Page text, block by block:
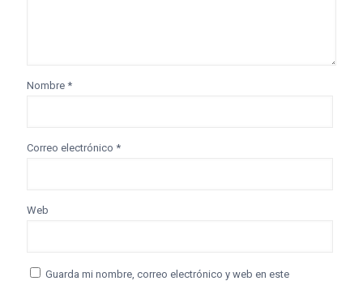
Nombre *
Correo electrónico *
Web
Guarda mi nombre, correo electrónico y web en este